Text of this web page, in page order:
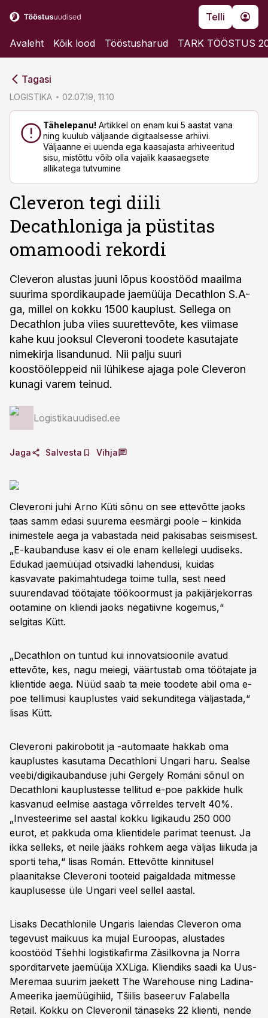
Telli
Avaleht Kõik lood Tööstusharud TARK TÖÖSTUS
Tagasi
LOGISTIKA 02.07.19, 11:10
Tähelepanu! Artikkel on enam kui 5 aastat vana
ning kuulub väljaande digitaalsesse arhiivi.
Väljaanne ei uuenda ega kaasajasta arhiveeritud
sisu, mistõttu võib olla vajalik kaasaegsete
allikatega tutvumine
Cleveron tegi diili
Decathloniga ja püstitas
omamoodi rekordi
Cleveron alustas juuni lõpus koostööd maailma
suurima spordikaupade jaemüüja Decathlon S.A-
ga, millel on kokku 1500 kauplust. Sellega on
Decathlon juba viies suurettevõte, kes viimase
kahe kuu jooksul Cleveroni toodete kasutajate
nimekirja lisandunud. Nii palju suuri
koostööleppeid nii lühikese ajaga pole Cleveron
kunagi varem teinud.
Logistikauudised.ee
Jaga Salvesta Vihja
Cleveroni juhi Arno Küti sõnu on see ettevõtte jaoks
taas samm edasi suurema eesmärgi poole – kinkida
inimestele aega ja vabastada neid pakisabas seismisest.
„E-kaubanduse kasv ei ole enam kellelegi uudiseks.
Edukad jaemüüjad otsivadki lahendusi, kuidas
kasvavate pakimahtudega toime tulla, sest need
suurendavad töötajate töökoormust ja pakijärjekorras
ootamine on kliendi jaoks negatiivne kogemus,“
selgitas Kütt.
„Decathlon on tuntud kui innovatsioonile avatud
ettevõte, kes, nagu meiegi, väärtustab oma töötajate ja
klientide aega. Nüüd saab ta meie toodete abil oma e-
poe tellimusi kauplustes vaid sekunditega väljastada,“
lisas Kütt.
Cleveroni pakirobotit ja -automaate hakkab oma
kauplustes kasutama Decathloni Ungari haru. Sealse
veebi/digikaubanduse juhi Gergely Románi sõnul on
Decathloni kauplustesse tellitud e-poe pakkide hulk
kasvanud eelmise aastaga võrreldes tervelt 40%.
„Investeerime sel aastal kokku ligikaudu 250 000
eurot, et pakkuda oma klientidele parimat teenust. Ja
ikka selleks, et neile jääks rohkem aega väljas liikuda ja
sporti teha,“ lisas Román. Ettevõtte kinnitusel
plaanitakse Cleveroni tooteid paigaldada mitmesse
kauplusesse üle Ungari veel sellel aastal.
Lisaks Decathlonile Ungaris laiendas Cleveron oma
tegevust maikuus ka mujal Euroopas, alustades
koostööd Tšehhi logistikafirma Zàsilkovna ja Norra
sporditarvete jaemüüja XXLiga. Kliendiks saadi ka Uus-
Meremaa suurim jaekett The Warehouse ning Ladina-
Ameerika jaemüügihiid, Tšiilis baseeruv Falabella
Retail. Kokku on Cleveronil tänaseks 22 klienti, nende